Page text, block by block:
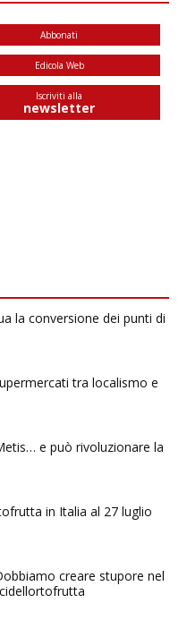
Abbonati
Edicola Web
Iscriviti alla
newsletter
la conversione dei punti di
tra localismo e
e può rivoluzionare la
in Italia al 27 luglio
creare stupore nel